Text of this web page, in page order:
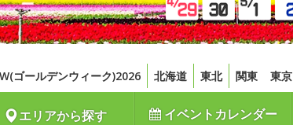
ゴールデンウィーク)2026 北海道 東北 関東 東京
エリアから探す イベントカレンダー